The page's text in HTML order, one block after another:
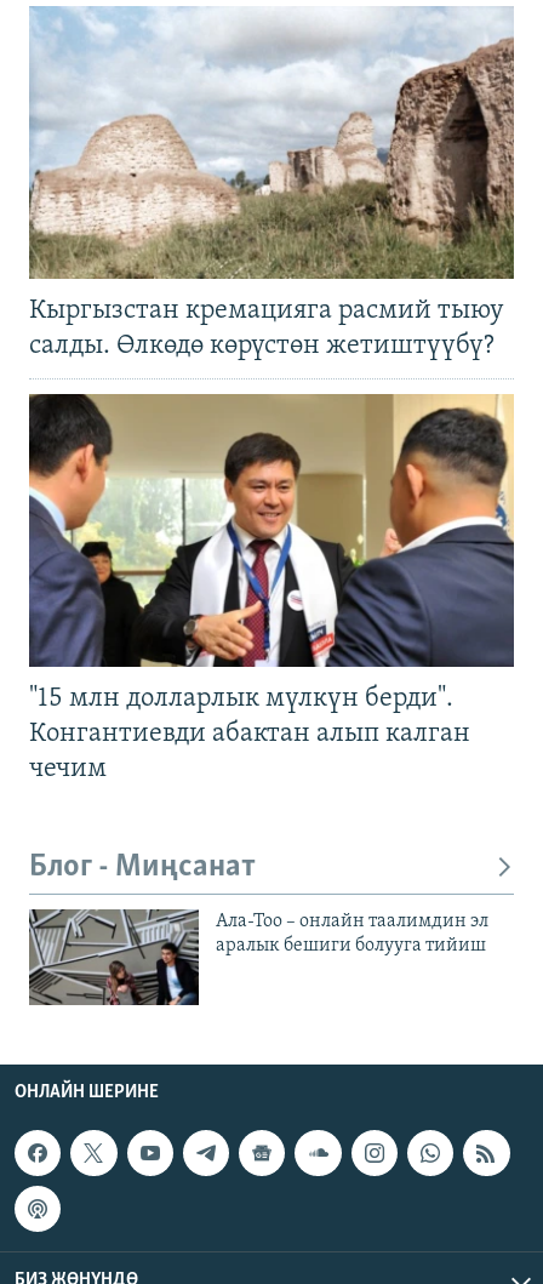
Кыргызстан кремацияга расмий тыюу
салды. Өлкөдө көрүстөн жетиштүүбү?
"15 млн долларлык мүлкүн берди".
Конгантиевди абактан алып калган
чечим
Блог - Миңсанат
Ала-Тоо – онлайн таалимдин эл
аралык бешиги болууга тийиш
ОНЛАЙН ШЕРИНЕ